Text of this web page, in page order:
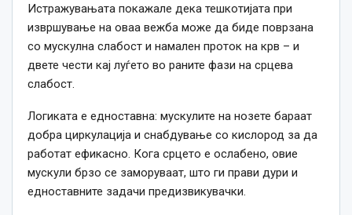
Истражувањата покажале дека тешкотијата при
извршување на оваа вежба може да биде поврзана
со мускулна слабост и намален проток на крв – и
двете чести кај луѓето во раните фази на срцева
слабост.
Логиката е едноставна: мускулите на нозете бараат
добра циркулација и снабдување со кислород за да
работат ефикасно. Кога срцето е ослабено, овие
мускули брзо се заморуваат, што ги прави дури и
едноставните задачи предизвикувачки.